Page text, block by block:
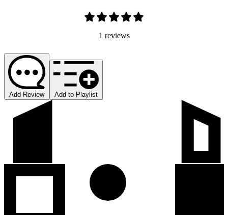
1 reviews
Add Review Add to Playlist